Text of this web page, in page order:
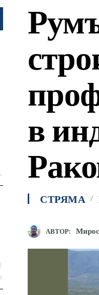
в
СТРЯМА
АВТОР: